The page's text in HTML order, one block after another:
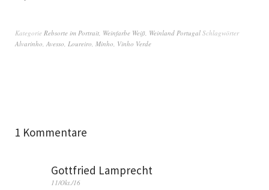
Kategorie Rebsorte im Portrait Weinfarbe Weiß Weinland Portugal Schlagwörter
Alvarinho Avesso Loureiro Minho Vinho Verde
1 Kommentare
Gottfried Lamprecht
11/Okt./16